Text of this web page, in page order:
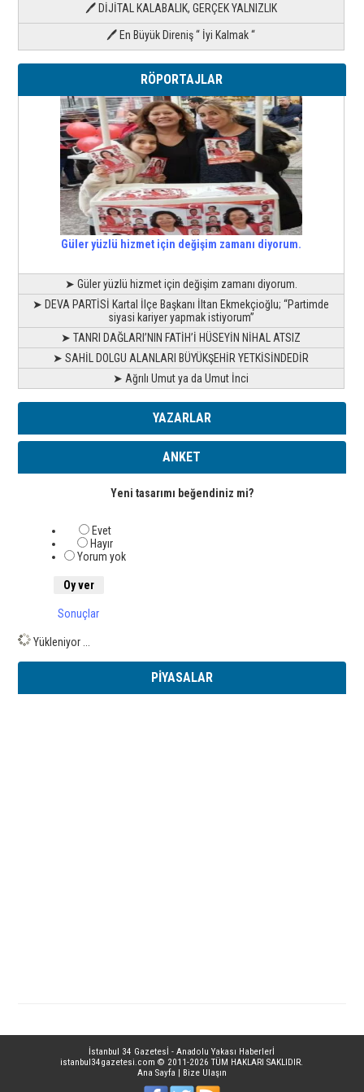
🖊 DİJİTAL KALABALIK, GERÇEK YALNIZLIK
🖊 En Büyük Direniş “ İyi Kalmak “
RÖPORTAJLAR
Güler yüzlü hizmet için değişim zamanı diyorum.
➤ Güler yüzlü hizmet için değişim zamanı diyorum.
➤ DEVA PARTİSİ Kartal İlçe Başkanı İltan Ekmekçioğlu; “Partimde
siyasi kariyer yapmak istiyorum”
➤ TANRI DAĞLARI’NIN FATİH’İ HÜSEYİN NİHAL ATSIZ
➤ SAHİL DOLGU ALANLARI BÜYÜKŞEHİR YETKİSİNDEDİR
➤ Ağrılı Umut ya da Umut İnci
YAZARLAR
ANKET
Yeni tasarımı beğendiniz mi?
Evet
Hayır
Yorum yok
Sonuçlar
Yükleniyor ...
PİYASALAR
İstanbul 34 Gazetesİ - Anadolu Yakası Haberlerİ
istanbul34gazetesi.com © 2011-2026 TÜM HAKLARI SAKLIDIR.
Ana Sayfa | Bize Ulaşın